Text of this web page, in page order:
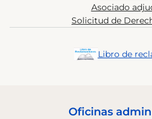
Asociado
Solicitud de
Libro de
Oficinas